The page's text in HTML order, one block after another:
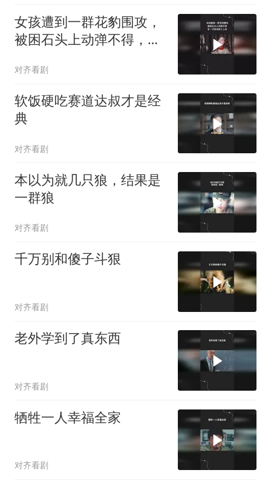
女孩遭到一群花豹围攻，
被困石头上动弹不得，有
对齐看剧
软饭硬吃赛道达叔才是经
典
对齐看剧
本以为就几只狼，结果是
一群狼
对齐看剧
千万别和傻子斗狠
对齐看剧
老外学到了真东西
对齐看剧
牺牲一人幸福全家
对齐看剧